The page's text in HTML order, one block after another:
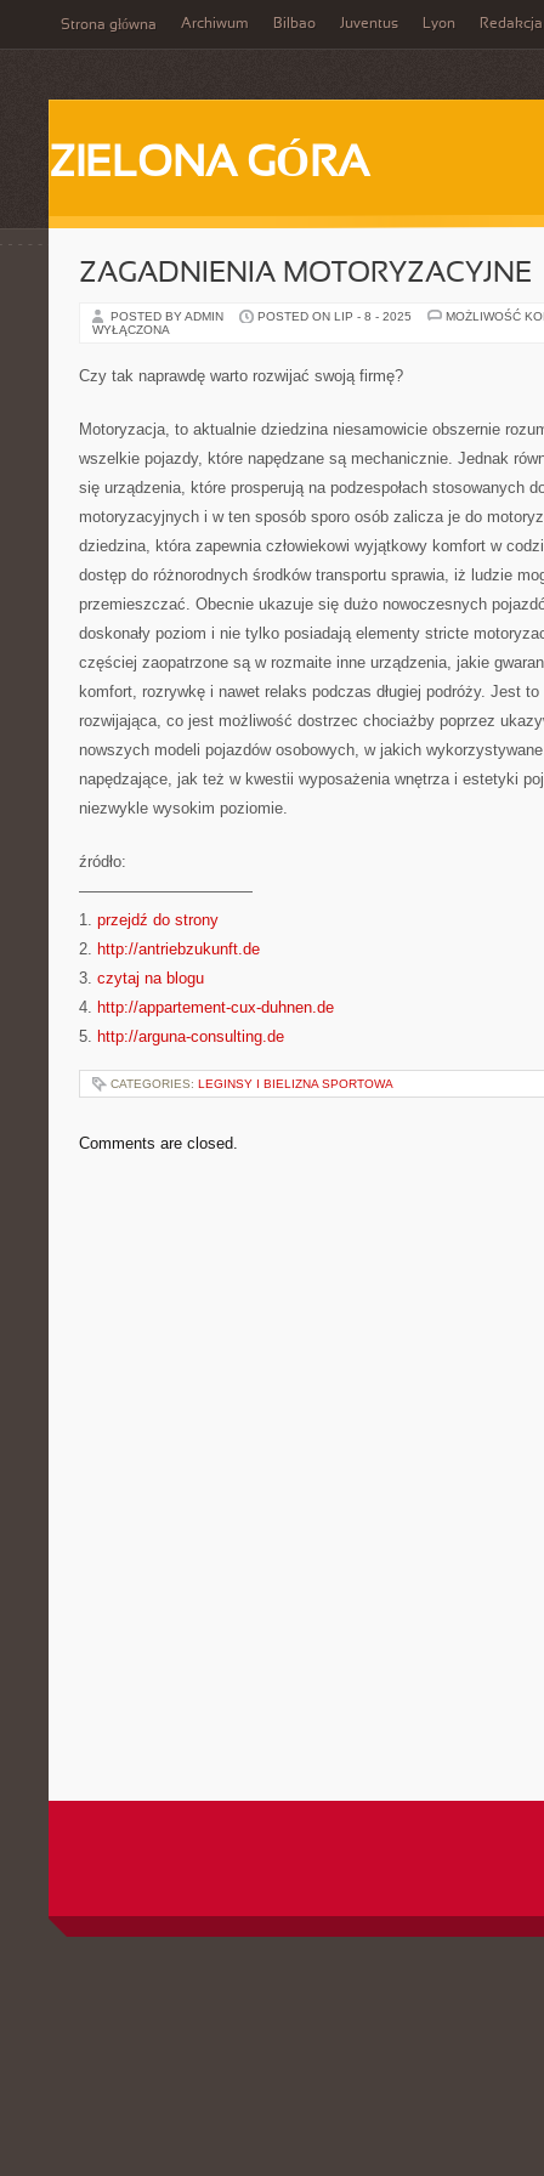
Strona główna Archiwum Bilbao Juventus Lyon Redakcja
ZIELONA GÓRA
ZAGADNIENIA MOTORYZACYJNE
POSTED BY ADMIN POSTED ON LIP - 8 - 2025
MOŻLIWOŚĆ
WYŁĄCZONA
Czy tak naprawdę warto rozwijać swoją firmę?
Motoryzacja, to aktualnie dziedzina niesamowicie obszernie
wszelkie pojazdy, które napędzane są mechanicznie. Jednak
się urządzenia, które prosperują na podzespołach stosowanych
motoryzacyjnych i w ten sposób sporo osób zalicza je do
dziedzina, która zapewnia człowiekowi wyjątkowy komfort w
dostęp do różnorodnych środków transportu sprawia, iż ludzie
przemieszczać. Obecnie ukazuje się dużo nowoczesnych
doskonały poziom i nie tylko posiadają elementy stricte
częściej zaopatrzone są w rozmaite inne urządzenia, jakie
komfort, rozrywkę i nawet relaks podczas długiej podróży. Jest
rozwijająca, co jest możliwość dostrzec chociażby poprzez
nowszych modeli pojazdów osobowych, w jakich
napędzające, jak też w kwestii wyposażenia wnętrza i estetyki
niezwykle wysokim poziomie.
źródło:
———————————
1. przejdź do strony
2. http://antriebzukunft.de
3. czytaj na blogu
4. http://appartement-cux-duhnen.de
5. http://arguna-consulting.de
CATEGORIES: LEGINSY I BIELIZNA SPORTOWA
Comments are closed.